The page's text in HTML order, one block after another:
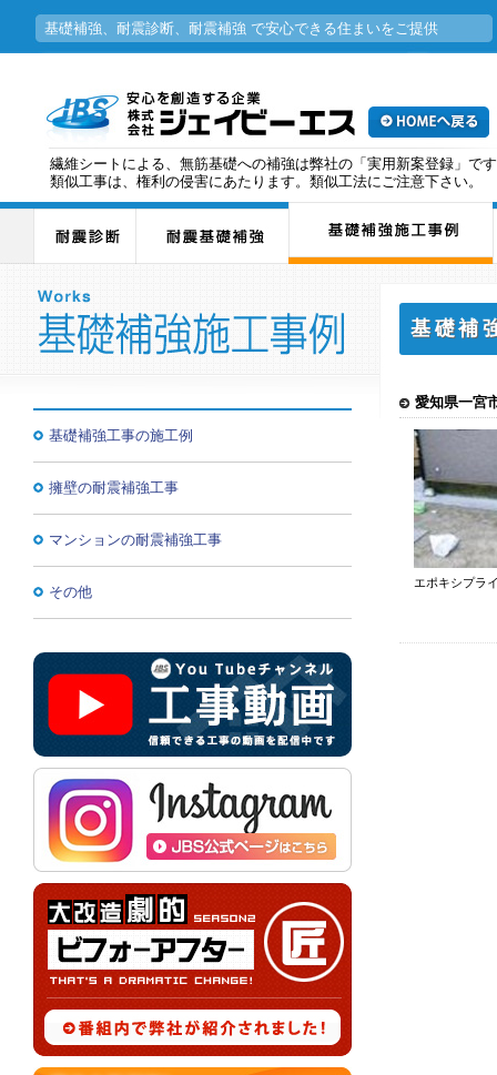
基礎補強、耐震診断、耐震補強 で安心できる住まいをご提供
繊維シートによる、無筋基礎への補強は弊社の「実用新案登録」で
類似工事は、権利の侵害にあたります。類似工法にご注意下さい。
基礎補
愛知県一宮
エポキシプラ
基礎補強工事の施工例
擁壁の耐震補強工事
マンションの耐震補強工事
その他